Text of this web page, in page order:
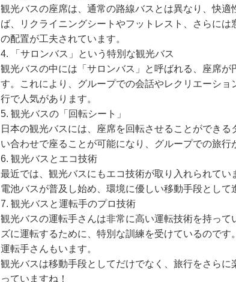
観光バスの座席は、通常の路線バスとは異なり、快適
ば、リクライニングシートやフットレスト、さらに
の配置が工夫されています。
4. 「サロンバス」という特別な観光バス
観光バスの中には「サロンバス」と呼ばれる、座席が
す。これにより、グループでの会話やレクリエーシ
行で人気があります。
5. 観光バスの「回転シート」
日本の観光バスには、座席を回転させることができ
い合わせで座ることが可能になり、グループでの旅行
6. 観光バスとエコ技術
最近では、観光バスにもエコ技術が取り入れられて
電池バスが普及し始め、環境に優しい移動手段として
7. 観光バスと運転手のプロ技術
観光バスの運転手さんは非常に高い運転技術を持っ
ズに運転するために、特別な訓練を受けているので
運転手さんもいます。
観光バスは移動手段としてだけでなく、旅行をさらに
っていますね！